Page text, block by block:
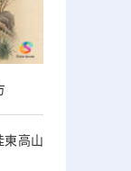
東高山